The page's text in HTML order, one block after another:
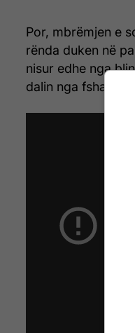
Por, mbrëmjen e
rënda duken në
nisur edhe nga
dalin nga fshati